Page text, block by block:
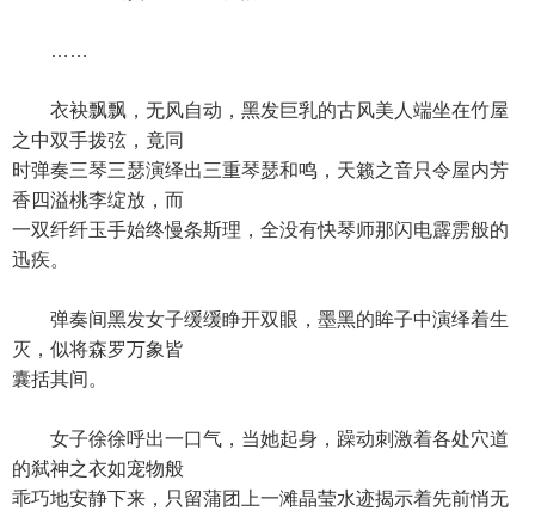
……
衣袂飘飘，无风自动，黑发巨乳的古风美人端坐在竹屋
之中双手拨弦，竟同
时弹奏三琴三瑟演绎出三重琴瑟和鸣，天籁之音只令屋内芳
香四溢桃李绽放，而
一双纤纤玉手始终慢条斯理，全没有快琴师那闪电霹雳般的
迅疾。
弹奏间黑发女子缓缓睁开双眼，墨黑的眸子中演绎着生
灭，似将森罗万象皆
囊括其间。
女子徐徐呼出一口气，当她起身，躁动刺激着各处穴道
的弑神之衣如宠物般
乖巧地安静下来，只留蒲团上一滩晶莹水迹揭示着先前悄无